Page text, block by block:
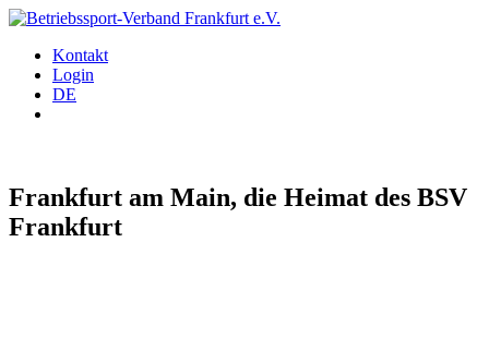
Kontakt
Login
DE
Frankfurt am Main, die Heimat des BSV
Frankfurt